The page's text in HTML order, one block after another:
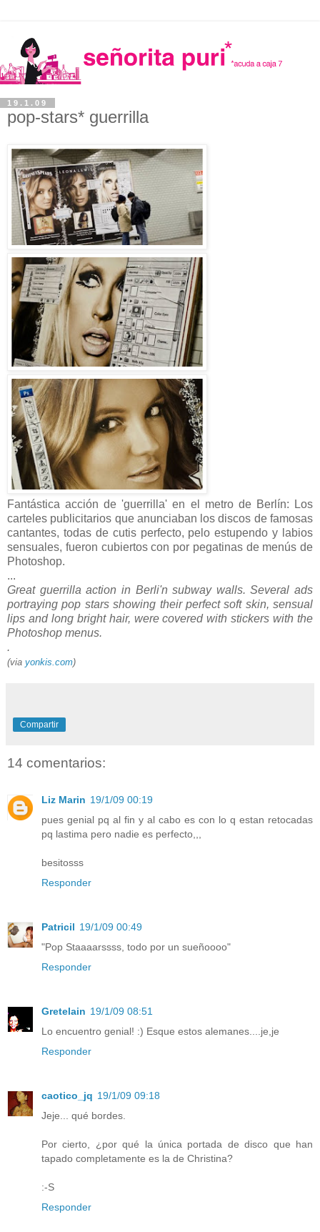
19.1.09
pop-stars* guerrilla
Fantástica acción de 'guerrilla' en el metro de Berlín: Los
carteles publicitarios que anunciaban los discos de famosas
cantantes, todas de cutis perfecto, pelo estupendo y labios
sensuales, fueron cubiertos con por pegatinas de menús de
Photoshop.
...
Great guerrilla action in Berli'n subway walls. Several ads
portraying pop stars showing their perfect soft skin, sensual
lips and long bright hair, were covered with stickers with the
Photoshop menus.
.
(via yonkis.com)
Compartir
14 comentarios:
Liz Marin 19/1/09 00:19
pues genial pq al fin y al cabo es con lo q estan retocadas
pq lastima pero nadie es perfecto,,,
besitosss
Responder
Patricil 19/1/09 00:49
"Pop Staaaarssss, todo por un sueñoooo"
Responder
Gretelain 19/1/09 08:51
Lo encuentro genial! :) Esque estos alemanes....je,je
Responder
caotico_jq 19/1/09 09:18
Jeje... qué bordes.
Por cierto, ¿por qué la única portada de disco que han
tapado completamente es la de Christina?
:-S
Responder